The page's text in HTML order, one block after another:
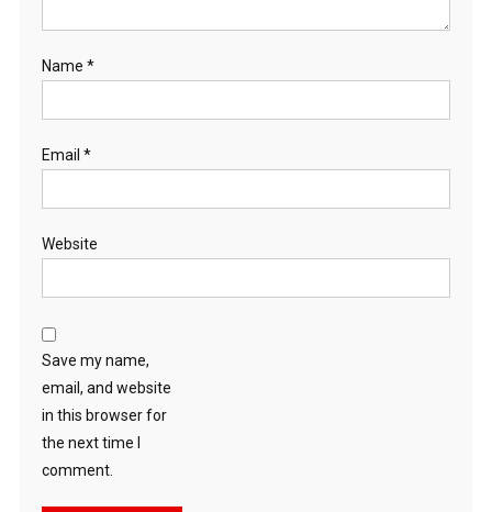
Name *
Email *
Website
Save my name,
email, and website
in this browser for
the next time I
comment.